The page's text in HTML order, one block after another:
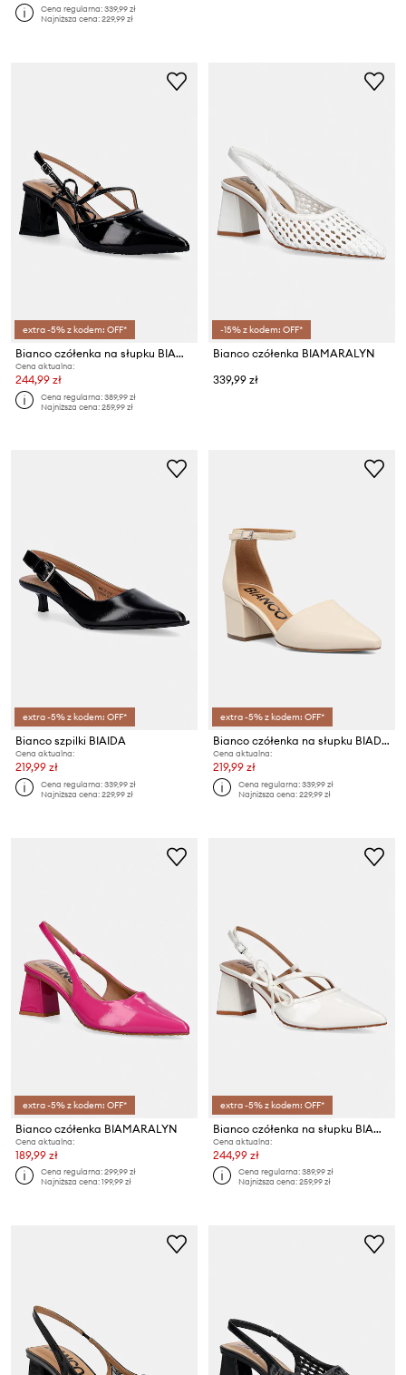
Cena regularna:339,99 zł
Najniższa cena:229,99 zł
extra -5% z kodem: OFF*
Bianco czółenka na słupku BIAMARALYN
Cena aktualna:
244,99 zł
Cena regularna:389,99 zł
Najniższa cena:259,99 zł
-15% z kodem: OFF*
Bianco czółenka BIAMARALYN
339,99 zł
extra -5% z kodem: OFF*
Bianco szpilki BIAIDA
Cena aktualna:
219,99 zł
Cena regularna:339,99 zł
Najniższa cena:229,99 zł
extra -5% z kodem: OFF*
Bianco czółenka na słupku BIADEVIVED
Cena aktualna:
219,99 zł
Cena regularna:339,99 zł
Najniższa cena:229,99 zł
extra -5% z kodem: OFF*
Bianco czółenka BIAMARALYN
Cena aktualna:
189,99 zł
Cena regularna:299,99 zł
Najniższa cena:199,99 zł
extra -5% z kodem: OFF*
Bianco czółenka na słupku BIAMARALYN
Cena aktualna:
244,99 zł
Cena regularna:389,99 zł
Najniższa cena:259,99 zł